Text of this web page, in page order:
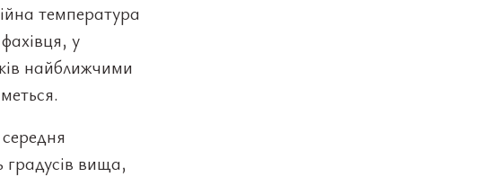
температура
у
найближчими
градусів вища,